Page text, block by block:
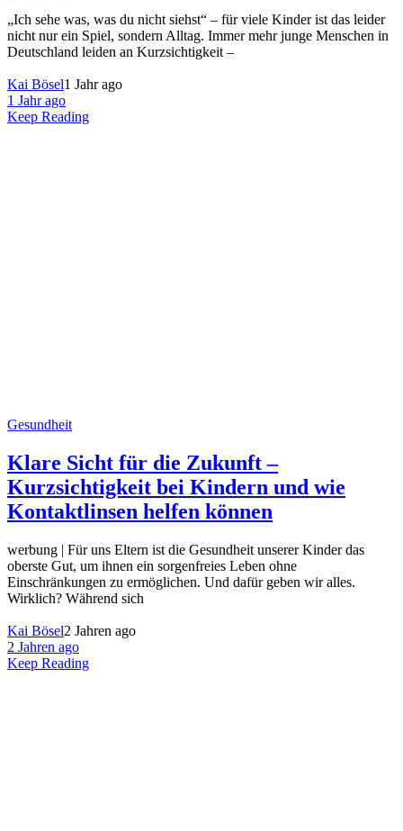
„Ich sehe was, was du nicht siehst“ – für viele Kinder ist das leider
nicht nur ein Spiel, sondern Alltag. Immer mehr junge Menschen in
Deutschland leiden an Kurzsichtigkeit –
Kai Bösel1 Jahr ago
1 Jahr ago
Keep Reading
Gesundheit
Klare Sicht für die Zukunft –
Kurzsichtigkeit bei Kindern und wie
Kontaktlinsen helfen können
werbung | Für uns Eltern ist die Gesundheit unserer Kinder das
oberste Gut, um ihnen ein sorgenfreies Leben ohne
Einschränkungen zu ermöglichen. Und dafür geben wir alles.
Wirklich? Während sich
Kai Bösel2 Jahren ago
2 Jahren ago
Keep Reading